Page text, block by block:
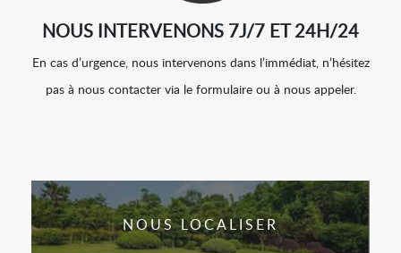
NOUS INTERVENONS 7J/7 ET 24H/24
En cas d’urgence, nous intervenons dans l’immédiat, n’hésitez
pas à nous contacter via le formulaire ou à nous appeler.
NOUS LOCALISER